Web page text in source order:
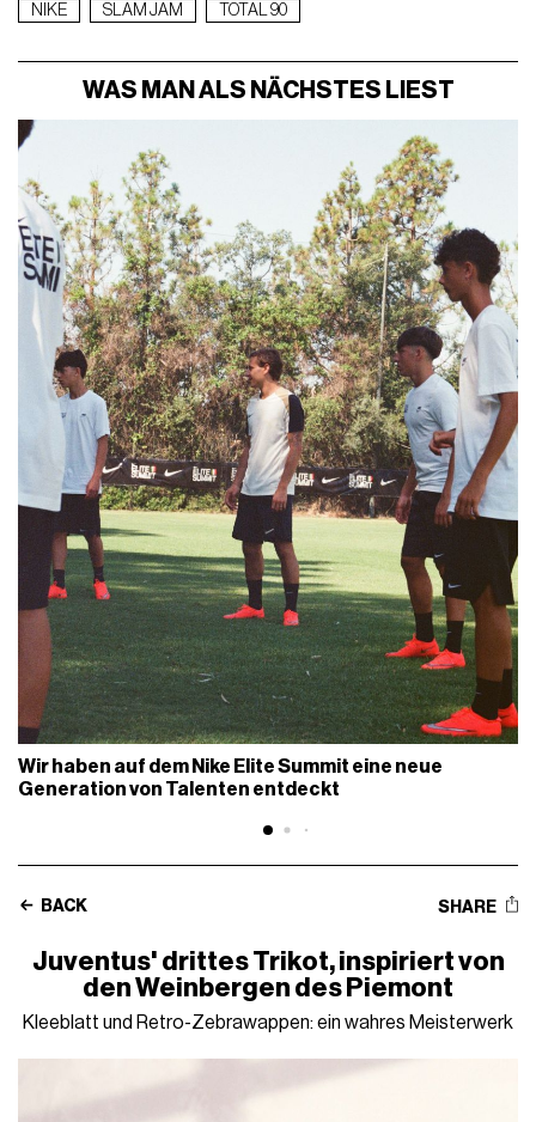
NIKE SLAM JAM TOTAL 90
WAS MAN ALS NÄCHSTES LIEST
Wir haben auf dem Nike Elite Summit eine neue
Generation von Talenten entdeckt
BACK SHARE
Juventus' drittes Trikot, inspiriert von
den Weinbergen des Piemont
Kleeblatt und Retro-Zebrawappen: ein wahres Meisterwerk